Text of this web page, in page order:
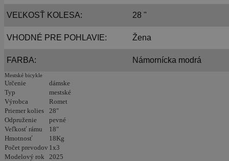
VEĽKOSŤ KOLESA: 28 "
VHODNÉ PRE POHLAVIE: Žena
FARBA: Námornícka modrá
Mestské bicykle
Určenie
dámske
Typ
mestské
Výrobca
Romet
Priemer kolies
28"
Odpruženie
pevné
Veľkosť rámu
18"
Hmotnosť
18Kg
Počet prevodov 1x3
Modelový rok
2025